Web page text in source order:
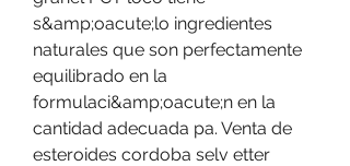
s&amp;oacute;lo ingredientes
naturales que son perfectamente
equilibrado en la
formulaci&amp;oacute;n en la
cantidad adecuada pa. Venta de
esteroides cordoba selv etter